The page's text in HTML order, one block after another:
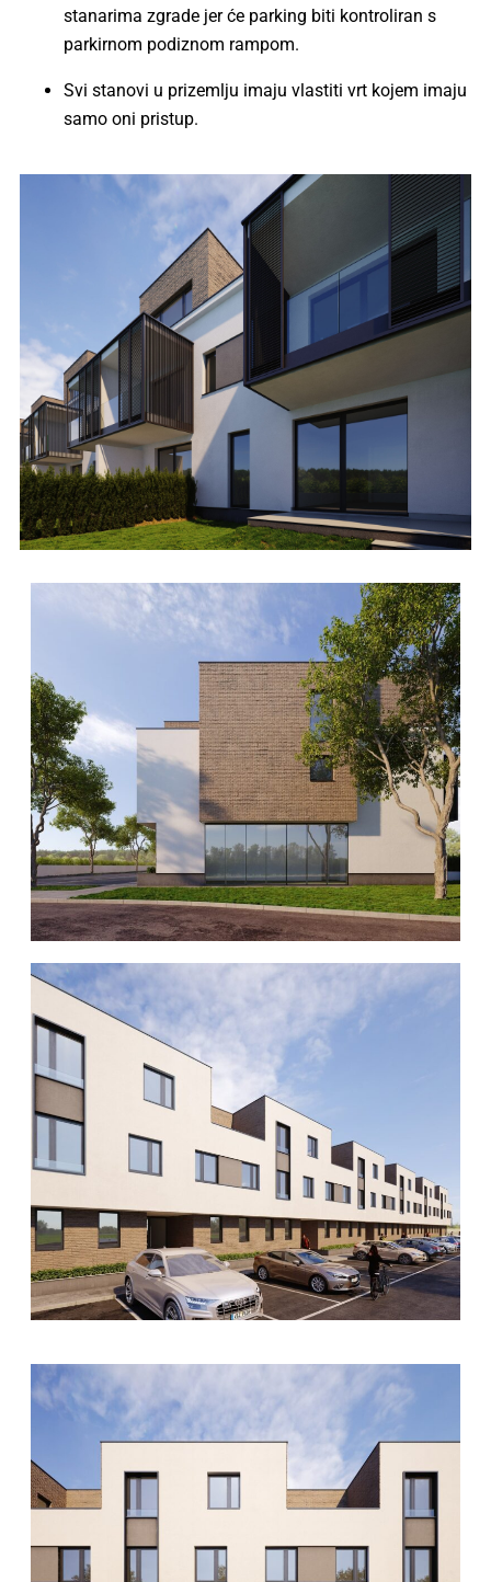
stanarima zgrade jer će parking biti kontroliran s
parkirnom podiznom rampom.
Svi stanovi u prizemlju imaju vlastiti vrt kojem imaju
samo oni pristup.